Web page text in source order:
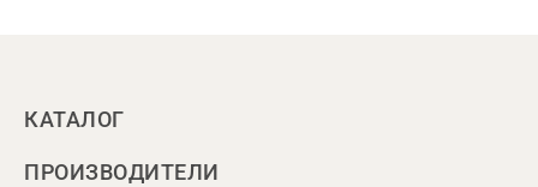
КАТАЛОГ
ПРОИЗВОДИТЕЛИ